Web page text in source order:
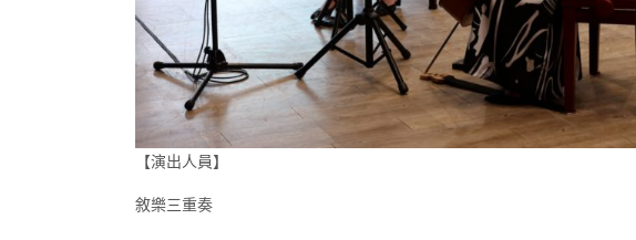
【演出人員】
敘樂三重奏